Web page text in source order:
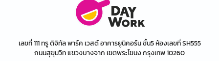
เลขที่ 111 ทรู ดิจิทัล พาร์ค เวสต์ อาคารยูนิคอร์น ชั้น5 ห้องเลขที่ SH555
ถนนสุขุมวิท แขวงบางจาก เขตพระโขนง กรุงเทพ 10260